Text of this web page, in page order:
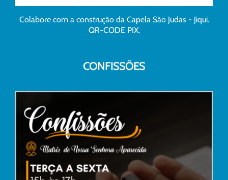
Colabore com a construção da Capela São Judas - Jiqui.
QR-CODE PIX.
CONFISSÕES